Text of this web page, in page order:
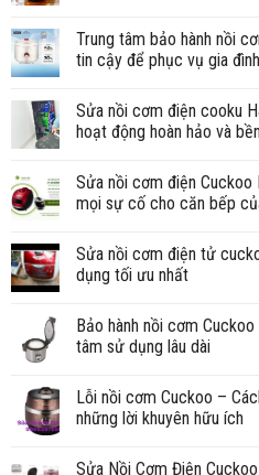
Trung tâm bảo hành nồi
tin cậy để phục vụ gia
Sửa nồi cơm điện cooku
hoạt động hoàn hảo và
Sửa nồi cơm điện
mọi sự cố cho căn bếp
Sửa nồi cơm điện tử
dụng tối ưu nhất
Bảo hành nồi cơm
tâm sử dụng lâu dài
Lỗi nồi cơm Cuckoo –
những lời khuyên hữu ích
Sửa Nồi Cơm Điện